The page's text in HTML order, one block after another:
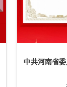
中共河南省